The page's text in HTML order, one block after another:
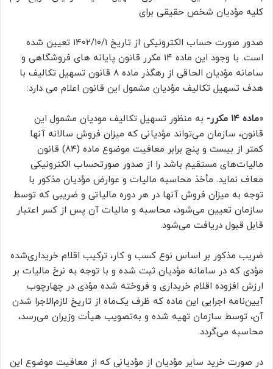
کلیه مؤدیان شخص حقیقی برای
صدور صورت حساب الکترونیکی از تاریخ ۱۴۰۲/۱۰/۱ تعیین شده
است. با وجود این ماده ۱۴ مکرر قانون پایانه های فروشگاهی و
سامانه مؤدیان الحاقی از رهگذر ماده ۸ قانون تسهیل تکالیف با
هدف تسهیل تکالیف مؤدیان مشمول این قانون اعلام می دارد:
«ماده ۱۴ مکرر-
به منظور تسهیل تکالیف مودیان مشمول این
قانون، سازمان می‌تواند مؤدیانی که میزان فروش سالانه آنها
کمتر از بیست و پنج برابر معافیت موضوع ماده (۸۴) قانون
مالیات‌های مستقیم باشد را از صدور صورتحساب الکترونیکی
معاف نماید. مأخذ محاسبه مالیات و عوارض مؤدیان مذکور با
توجه به میزان فروش آنها در هر دوره مالیاتی و ضریبی که توسط
سازمان تعیین می‌شود، محاسبه و مالیات آن پس از کسر اعتبار
قابل قبول دریافت می‌شود.
ضریب مذکور بر اساس نوع کسب و کار، ترکیب اقلام خریداری‌شده
مؤدی که در سامانه مؤدیان ثبت شده و با توجه به نرخ مالیات بر
ارزش افزوده اقلام خریداری و فروخته شده مؤدی در چهارچوب
آیین‌نامه اجرایی این ماده که ظرف یک‌ماه از تاریخ لازم‌الاجرا شدن
آن، توسط سازمان تهیه شده و به‌تصویب هیأت وزیران می‌رسد،
محاسبه می‌گردد.
در صورت خرید سایر مؤدیان از مؤدیانی که از معافیت موضوع این